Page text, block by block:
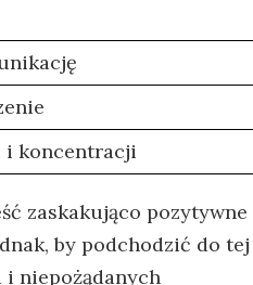
i koncentracji
zaskakująco‌ pozytywne
by podchodzić do⁤ tej‍
⁣i niepożądanych